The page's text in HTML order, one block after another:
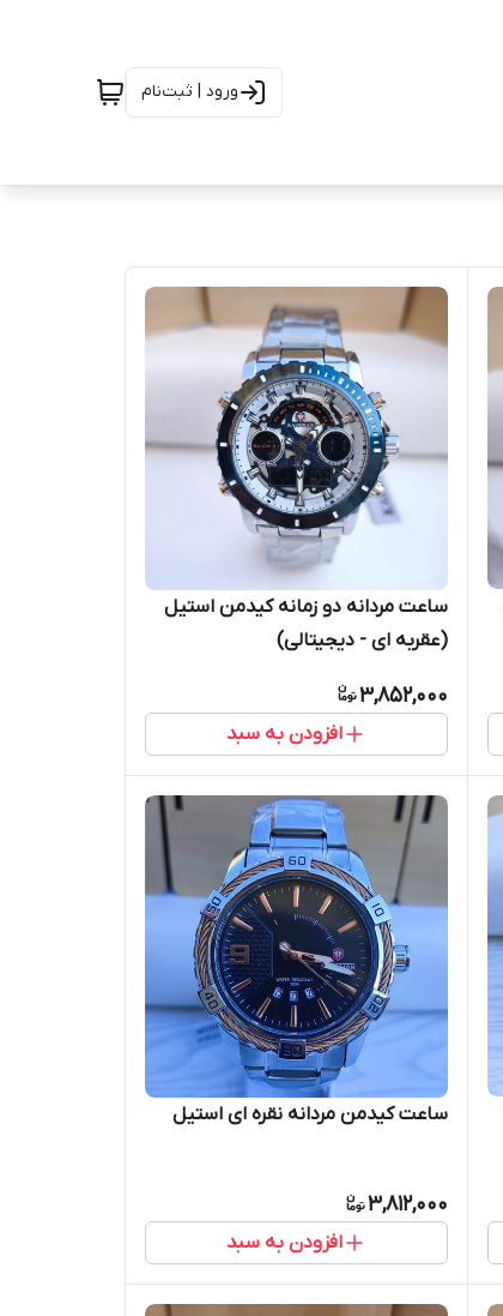
ورود | ثبت‌نام
ساعت مردانه دو زمانه کیدمن استیل
(عقربه ای - دیجیتالی)
3,852,000
افزودن به سبد
ساعت کیدمن مردانه نقره ای استیل
3,812,000
افزودن به سبد